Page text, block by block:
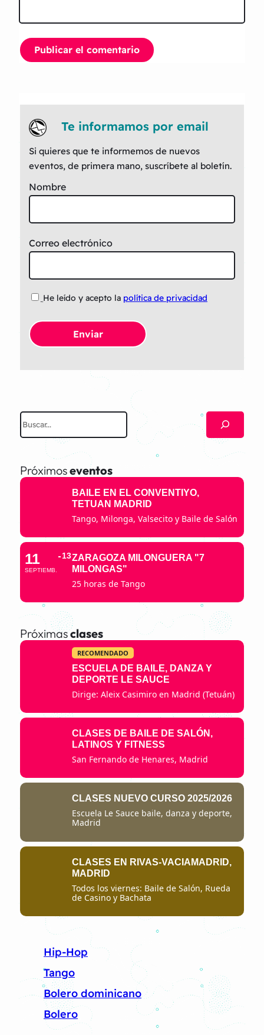
Te informamos por email
Si quieres que te informemos de nuevos
eventos, de primera mano, suscríbete al boletín.
Nombre
Correo electrónico
He leído y acepto la política de privacidad
u
c
a
Próximoseventos
BAILE EN EL CONVENTIYO,
TETUAN MADRID
Tango, Milonga, Valsecito y Baile de Salón
11
SEPTIEMB.
13ZARAGOZA MILONGUERA "7
MILONGAS"
25 horas de Tango
Próximasclases
RECOMENDADO
ESCUELA DE BAILE, DANZA Y
DEPORTE LE SAUCE
Dirige: Aleix Casimiro en Madrid (Tetuán)
CLASES DE BAILE DE SALÓN,
LATINOS Y FITNESS
San Fernando de Henares, Madrid
CLASES NUEVO CURSO 2025/2026
Escuela Le Sauce baile, danza y deporte,
Madrid
CLASES EN RIVAS-VACIAMADRID,
MADRID
Todos los viernes: Baile de Salón, Rueda
de Casino y Bachata
Hip-Hop
Tango
Bolero dominicano
Bolero